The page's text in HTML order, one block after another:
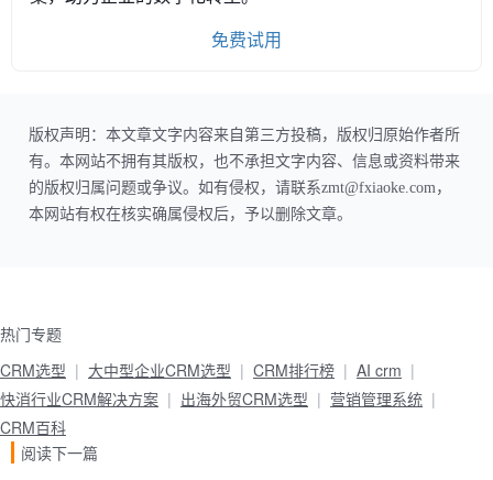
免费试用
版权声明：本文章文字内容来自第三方投稿，版权归原始作者所
有。本网站不拥有其版权，也不承担文字内容、信息或资料带来
的版权归属问题或争议。如有侵权，请联系zmt@fxiaoke.com，
本网站有权在核实确属侵权后，予以删除文章。
热门专题
CRM选型
大中型企业CRM选型 CRM排行榜
AI crm
快消行业CRM解决方案
出海外贸CRM选型
营销管理系统
CRM百科
阅读下一篇